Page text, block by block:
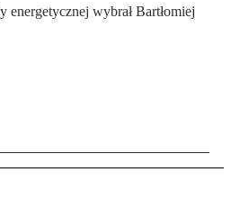
energetycznej wybrał Bartłomiej